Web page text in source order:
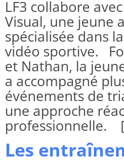
LF3 collabore
Visual, une jeune
spécialisée dans
vidéo sportive.
et Nathan, la
a accompagné
événements de
une approche
professionnelle.
Les